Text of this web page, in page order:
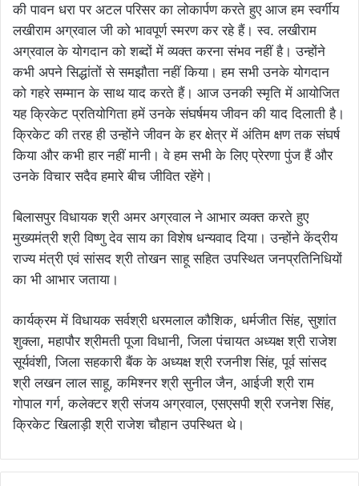
की पावन धरा पर अटल परिसर का लोकार्पण करते हुए आज हम स्वर्गीय
लखीराम अग्रवाल जी को भावपूर्ण स्मरण कर रहे हैं। स्व. लखीराम
अग्रवाल के योगदान को शब्दों में व्यक्त करना संभव नहीं है। उन्होंने
कभी अपने सिद्धांतों से समझौता नहीं किया। हम सभी उनके योगदान
को गहरे सम्मान के साथ याद करते हैं। आज उनकी स्मृति में आयोजित
यह क्रिकेट प्रतियोगिता हमें उनके संघर्षमय जीवन की याद दिलाती है।
क्रिकेट की तरह ही उन्होंने जीवन के हर क्षेत्र में अंतिम क्षण तक संघर्ष
किया और कभी हार नहीं मानी। वे हम सभी के लिए प्रेरणा पुंज हैं और
उनके विचार सदैव हमारे बीच जीवित रहेंगे।
बिलासपुर विधायक श्री अमर अग्रवाल ने आभार व्यक्त करते हुए
मुख्यमंत्री श्री विष्णु देव साय का विशेष धन्यवाद दिया। उन्होंने केंद्रीय
राज्य मंत्री एवं सांसद श्री तोखन साहू सहित उपस्थित जनप्रतिनिधियों
का भी आभार जताया।
कार्यक्रम में विधायक सर्वश्री धरमलाल कौशिक, धर्मजीत सिंह, सुशांत
शुक्ला, महापौर श्रीमती पूजा विधानी, जिला पंचायत अध्यक्ष श्री राजेश
सूर्यवंशी, जिला सहकारी बैंक के अध्यक्ष श्री रजनीश सिंह, पूर्व सांसद
श्री लखन लाल साहू, कमिश्नर श्री सुनील जैन, आईजी श्री राम
गोपाल गर्ग, कलेक्टर श्री संजय अग्रवाल, एसएसपी श्री रजनेश सिंह,
क्रिकेट खिलाड़ी श्री राजेश चौहान उपस्थित थे।